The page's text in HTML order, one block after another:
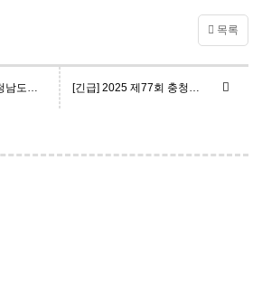
목록
2025 제77회 충청남도민체육대회 태안군 선수단 단체복 최종심사 결과 공고 [긴급] 2025 제77회 충청남도민체육대회 태안군 선수단복 구입 입찰공고